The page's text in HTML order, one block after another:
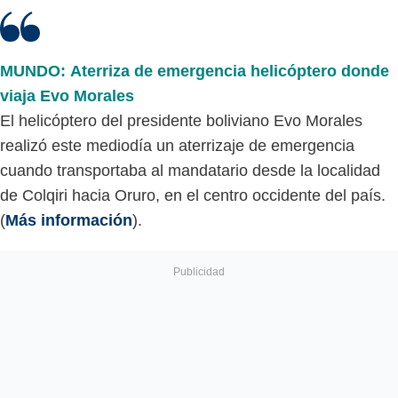
MUNDO: Aterriza de emergencia helicóptero donde
viaja Evo Morales
El helicóptero del presidente boliviano Evo Morales
realizó este mediodía un aterrizaje de emergencia
cuando transportaba al mandatario desde la localidad
de Colqiri hacia Oruro, en el centro occidente del país.
(Más información).